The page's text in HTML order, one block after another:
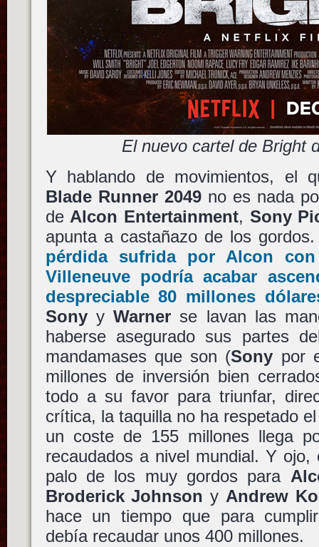
El nuevo cartel de Bright
Y hablando de movimientos, el
Blade Runner 2049no es nada
de Alcon Entertainment, Sony
apunta a castañazo de los
pérdida sufrida por Alcon
Villeneuvepodría acabar
despreciable 80 millones
SonyyWarner se lavan las
haberse asegurado sus partes
mandamases que son (Sony por
millones de inversión bien
todo a su favor para triunfar,
crítica, la taquilla no ha respetado
un coste de 155 millones llega
recaudados a nivel mundial. Y ojo,
palo de los muy gordos para
Broderick Johnson y Andrew
hace un tiempo que para
debía recaudar unos 400 millones.